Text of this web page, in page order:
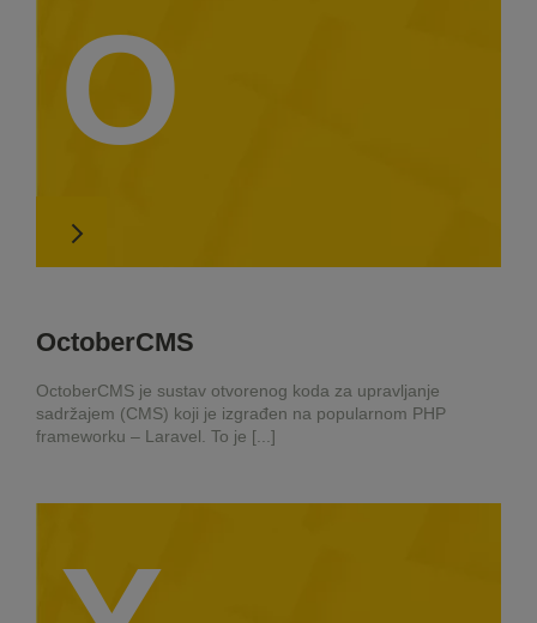
O
OctoberCMS
OctoberCMS je sustav otvorenog koda za upravljanje
sadržajem (CMS) koji je izgrađen na popularnom PHP
frameworku – Laravel. To je [...]